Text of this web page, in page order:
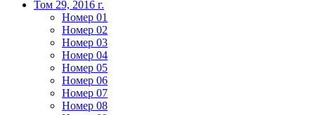
Том 29, 2016 г.
Номер 01
Номер 02
Номер 03
Номер 04
Номер 05
Номер 06
Номер 07
Номер 08